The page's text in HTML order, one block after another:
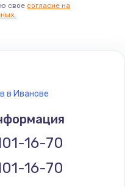
свое согласие на
в Иванове
16-70
16-70